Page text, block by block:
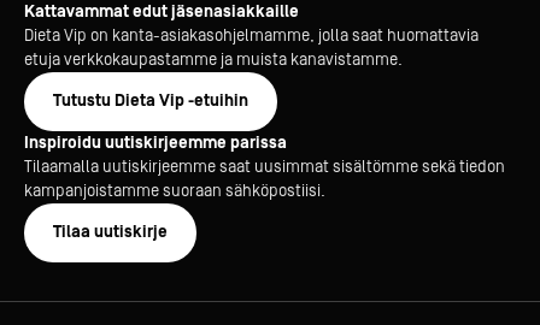
Kattavammat edut jäsenasiakkaille
Dieta Vip on kanta-asiakasohjelmamme, jolla saat huomattavia
etuja verkkokaupastamme ja muista kanavistamme.
Tutustu Dieta Vip -etuihin
Inspiroidu uutiskirjeemme parissa
Tilaamalla uutiskirjeemme saat uusimmat sisältömme sekä tiedon
kampanjoistamme suoraan sähköpostiisi.
Tilaa uutiskirje